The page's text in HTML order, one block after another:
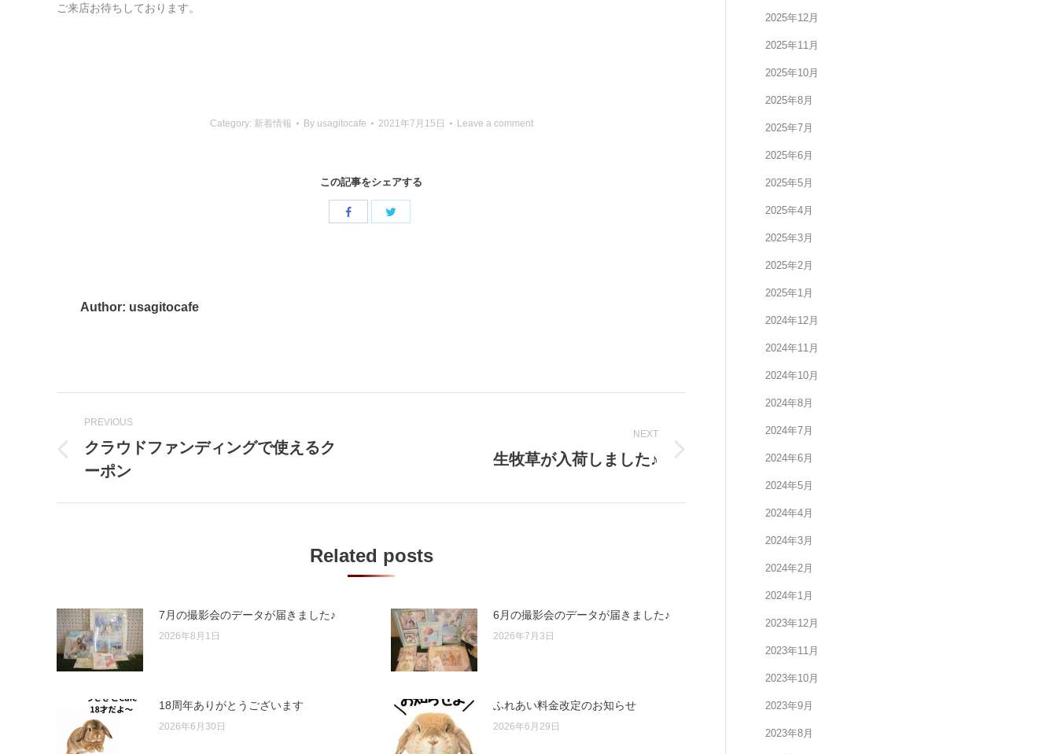
ご来店お待ちしております。
Category: 新着情報 By usagitocafe 2021年7月15日 Leave a comment
この記事をシェアする
Author: usagitocafe
navigation
PREVIOUS
Previous
post:
クラウドファンディングで使えるク
ーポン
NEXT
生牧草が入荷しました♪
Related posts
7月の撮影会のデータが届きました♪
2026年8月1日
6月の撮影会のデータが届きました♪
2026年7月3日
18周年ありがとうございます
2026年6月30日
ふれあい料金改定のお知らせ
2026年6月29日
2025年12月
2025年11月
2025年10月
2025年8月
2025年7月
2025年6月
2025年5月
2025年4月
2025年3月
2025年2月
2025年1月
2024年12月
2024年11月
2024年10月
2024年8月
2024年7月
2024年6月
2024年5月
2024年4月
2024年3月
2024年2月
2024年1月
2023年12月
2023年11月
2023年10月
2023年9月
2023年8月